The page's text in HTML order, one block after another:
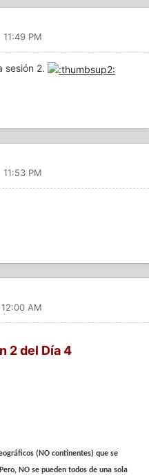
PM
sesión 2.
PM
AM
2 del Día 4
(NO continentes) que se
NO se pueden todos de una sola